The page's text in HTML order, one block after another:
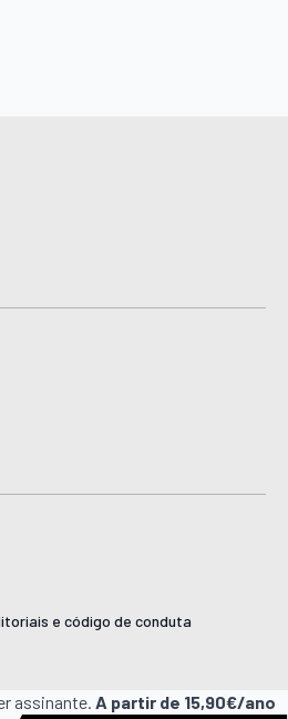
e código de conduta
assinante. A partir de 15,90€/ano